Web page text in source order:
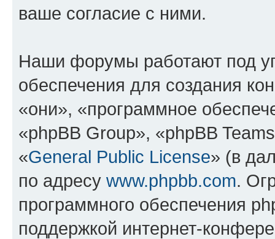
ваше согласие с ними.
Наши форумы работают под
обеспечения для создания
«они», «программное
«phpBB Group», «phpBB
«General Public License» (в
по адресу www.phpbb.com.
программного обеспечения
поддержкой интернет-